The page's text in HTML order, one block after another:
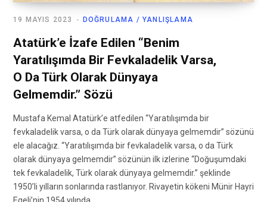
DOĞRULAMA / YANLIŞLAMA
19 MAYIS 2023
Atatürk’e İzafe Edilen “Benim
Yaratılışımda Bir Fevkaladelik Varsa,
O Da Türk Olarak Dünyaya
Gelmemdir.” Sözü
Mustafa Kemal Atatürk’e atfedilen “Yaratılışımda bir
fevkaladelik varsa, o da Türk olarak dünyaya gelmemdir” sözünü
ele alacağız. “Yaratılışımda bir fevkaladelik varsa, o da Türk
olarak dünyaya gelmemdir” sözünün ilk izlerine “Doğuşumdaki
tek fevkaladelik, Türk olarak dünyaya gelmemdir.” şeklinde
1950’li yılların sonlarında rastlanıyor. Rivayetin kökeni Münir Hayri